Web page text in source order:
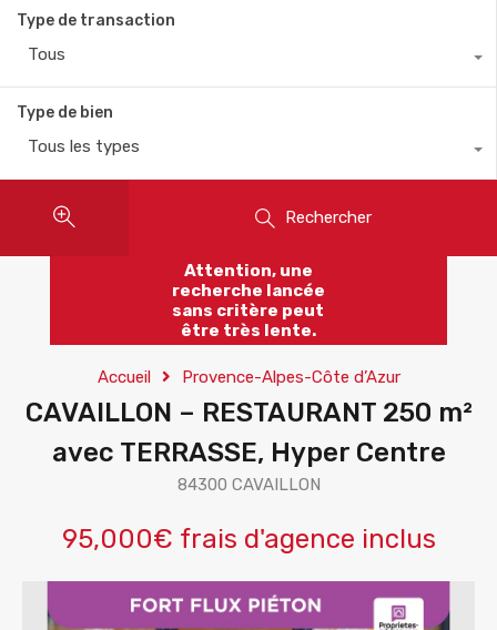
Type de transaction
Tous
Type de bien
Tous les types
Rechercher
Attention, une
recherche lancée
sans critère peut
être très lente.
Accueil Provence-Alpes-Côte d’Azur
CAVAILLON – RESTAURANT 250 m²
avec TERRASSE, Hyper Centre
84300 CAVAILLON
95,000€ frais d'agence inclus